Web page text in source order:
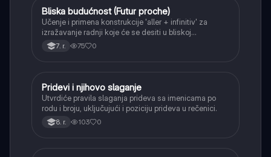
Francuski
Bliska budućnost (Futur proche)
Učenje i primena konstrukcije 'aller + infinitiv' za
izražavanje radnji koje će se desiti u bliskoj
budućnosti.
7. r. 75 0
Francuski
Pridevi i njihovo slaganje
Utvrdiće pravila slaganja prideva sa imenicama po
rodu i broju, uključujući i poziciju prideva u rečenici.
8. r. 103 0